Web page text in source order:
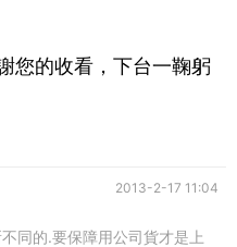
您的收看，下台一鞠躬
2013-2-17 11:04
同的.要保障用公司貨才是上